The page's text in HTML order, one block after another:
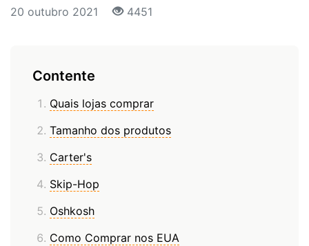
20 outubro 2021 4451
Contente
Quais lojas comprar
Tamanho dos produtos
Carter's
Skip-Hop
Oshkosh
Como Comprar nos EUA